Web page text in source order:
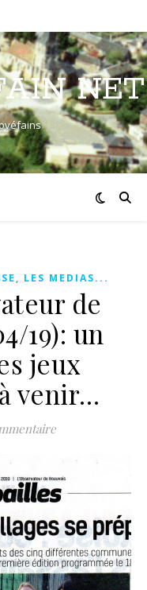
NET
LES MEDIAS...
de
19): un
jeux
venir…